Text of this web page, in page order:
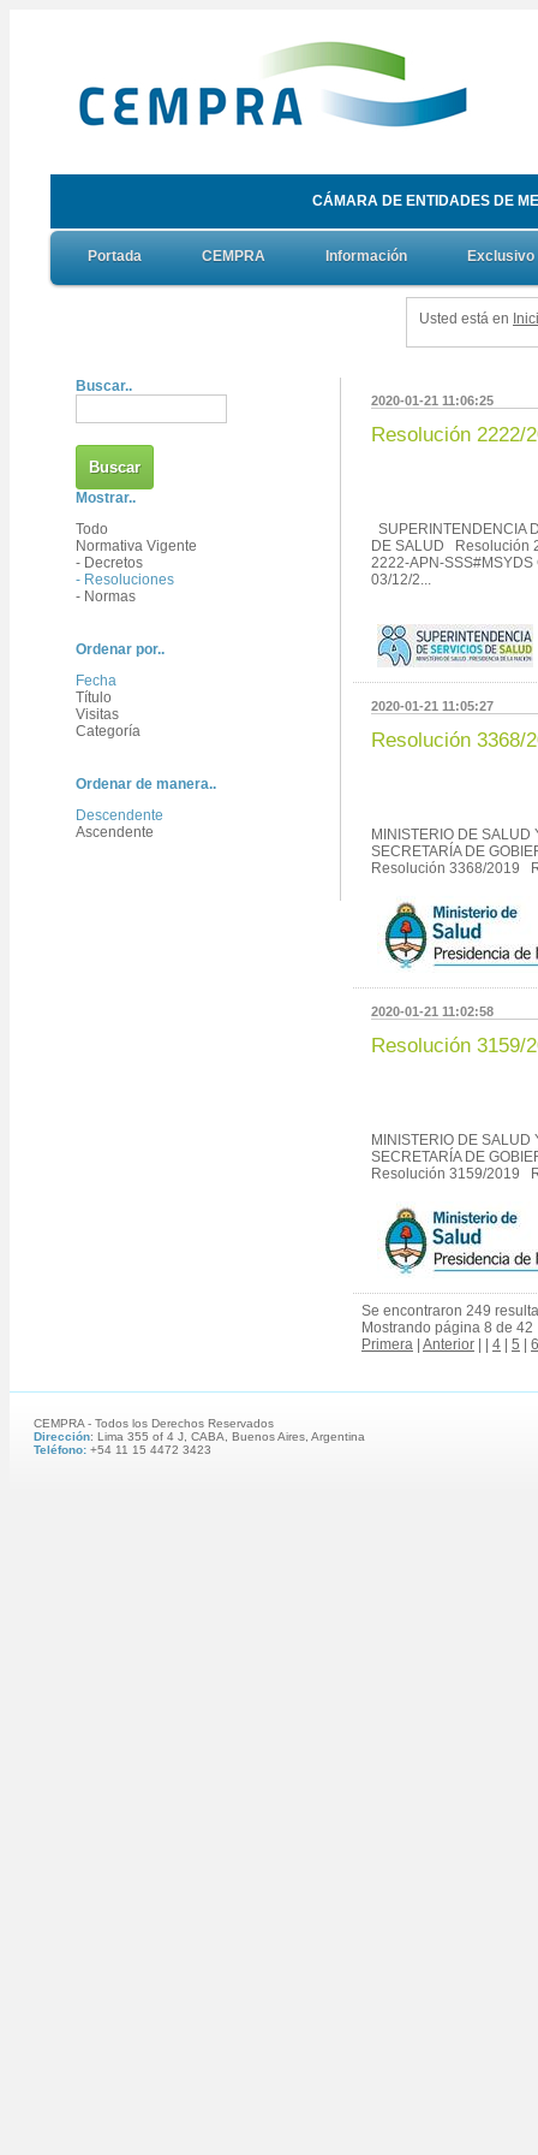
CÁMARA DE ENTIDADES DE
Portada CEMPRA Información
Usted está en
Buscar..
Mostrar..
Todo
Normativa Vigente
- Decretos
- Resoluciones
- Normas
Ordenar por..
Fecha
Título
Visitas
Categoría
Ordenar de manera..
Descendente
Ascendente
2020-01-21 11:06:25
Resolución 2222/
SUPERINTENDENCIA
DE SALUD Resolución
2222-APN-
03/12/2...
2020-01-21 11:05:27
Resolución 3368/
MINISTERIO DE
SECRETARÍA DE
Resolución 3368/2019
2020-01-21 11:02:58
Resolución 3159/
MINISTERIO DE
SECRETARÍA DE
Resolución 3159/2019
Se encontraron 249
Mostrando página 8 de 42
Primera Anterior 4 5 6
CEMPRA - Todos los Derechos Reservados
Dirección: Lima 355 of 4 J, CABA, Buenos Aires, Argentina
Teléfono: +54 11 15 4472 3423